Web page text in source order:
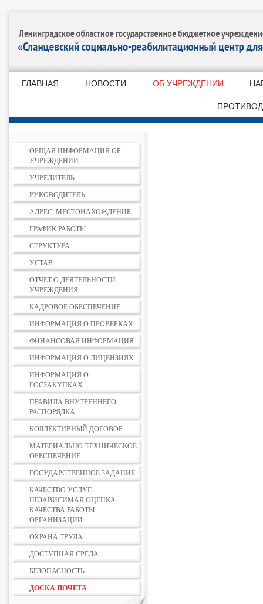
ГЛАВНАЯ НОВОСТИ ОБ УЧРЕЖДЕНИИ
ОБЩАЯ ИНФОРМАЦИЯ ОБ
УЧРЕЖДЕНИИ
УЧРЕДИТЕЛЬ
РУКОВОДИТЕЛЬ
АДРЕС, МЕСТОНАХОЖДЕНИЕ
ГРАФИК РАБОТЫ
СТРУКТУРА
УСТАВ
ОТЧЕТ О ДЕЯТЕЛЬНОСТИ
УЧРЕЖДЕНИЯ
КАДРОВОЕ ОБЕСПЕЧЕНИЕ
ИНФОРМАЦИЯ О ПРОВЕРКАХ
ФИНАНСОВАЯ ИНФОРМАЦИЯ
ИНФОРМАЦИЯ О ЛИЦЕНЗИЯХ
ИНФОРМАЦИЯ О
ГОСЗАКУПКАХ
ПРАВИЛА ВНУТРЕННЕГО
РАСПОРЯДКА
КОЛЛЕКТИВНЫЙ ДОГОВОР
МАТЕРИАЛЬНО-ТЕХНИЧЕСКОЕ
ОБЕСПЕЧЕНИЕ
ГОСУДАРСТВЕННОЕ ЗАДАНИЕ
КАЧЕСТВО УСЛУГ.
НЕЗАВИСИМАЯ ОЦЕНКА
КАЧЕСТВА РАБОТЫ
ОРГАНИЗАЦИИ
ОХРАНА ТРУДА
ДОСТУПНАЯ СРЕДА
БЕЗОПАСНОСТЬ
ДОСКА ПОЧЕТА